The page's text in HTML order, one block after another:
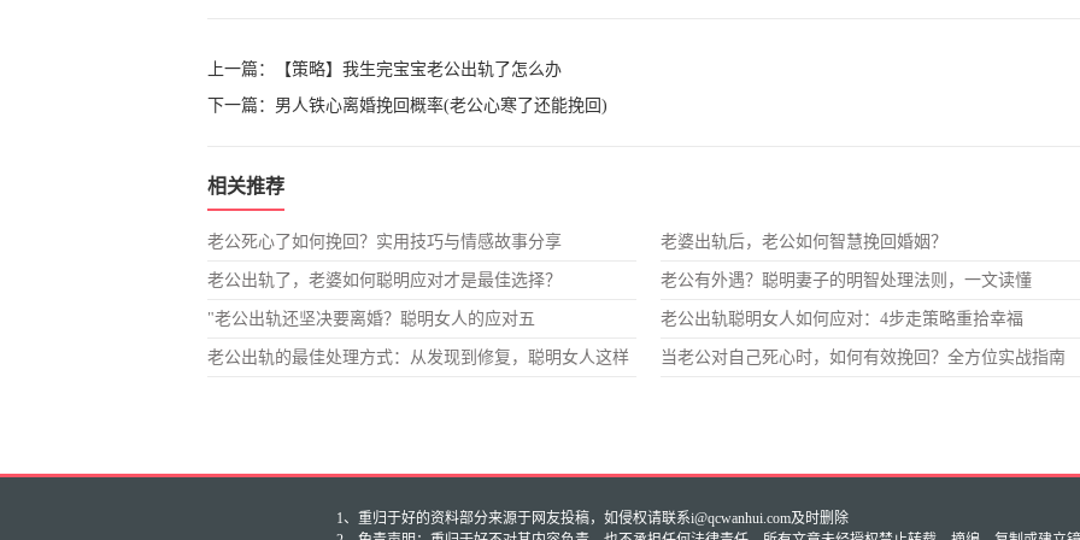
上一篇：
【策略】我生完宝宝老公出轨了怎么办
下一篇： 男人铁心离婚挽回概率(老公心寒了还能挽回)
相关推荐
老公死心了如何挽回？实用技巧与情感故事分享 老婆出轨后，老公如何智慧挽回婚姻？
老公出轨了，老婆如何聪明应对才是最佳选择？ 老公有外遇？聪明妻子的明智处理法则，一文读懂
"老公出轨还坚决要离婚？聪明女人的应对五 老公出轨聪明女人如何应对：4步走策略重拾幸福
老公出轨的最佳处理方式：从发现到修复，聪明女人这样 当老公对自己死心时，如何有效挽回？全方位实战指南
1、重归于好的资料部分来源于网友投稿，如侵权请联系i@qcwanhui.com及时删除